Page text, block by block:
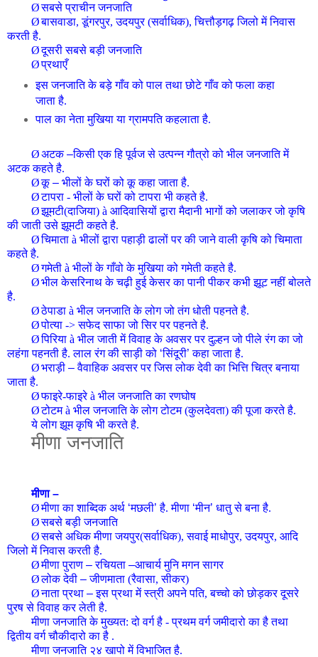
Øसबसे प्राचीनजनजाति
Øबासवाडा, डूंगरपुर, उदयपुर (सर्वाधिक), चित्तौड़गढ़ जिलो में निवास
करती है.
Øदूसरी सबसे बड़ीजनजाति
Øप्रथाएँ
इसजनजातिके बड़े गाँव को पाल तथा छोटे गाँव को फला कहा
जाता है.
पाल का नेता मुखिया या ग्रामपति कहलाता है.
Øअटक–किसी एक हि पूर्वज से उत्पन्न गौत्रो को भीलजनजातिमें
अटक कहते है.
Øकू–भीलों के घरों को कू कहा जाता है.
Øटापरा - भीलों के घरों को टापरा भी कहते है.
Øझूमटी(दाजिया) à आदिवासियों द्वारा मैदानी भागों को जलाकर जो कृषि
की जाती उसे झूमटी कहते है.
Øचिमाता à भीलों द्वारा पहाड़ी ढालों पर की जाने वाली कृषि को चिमाता
कहते है.
Øगमेती à भीलों के गाँवो के मुखिया को गमेती कहते है.
Øभील केसरिनाथ के चढ़ी हुई केसर का पानी पीकर कभी झूट नहीं बोलते
है.
Øठेपाडा à भीलजनजातिके लोग जो तंग धोती पहनते है.
Øपोत्या -> सफेद साफा जो सिर पर पहनते है.
Øपिरिया à भील जाती में विवाह के अवसर पर दुल्हन जो पीले रंग का जो
लहंगा पहनती है. लाल रंग की साड़ी को ‘सिंदूरी’ कहा जाता है.
Øभराड़ी –वैवाहिक अवसर पर जिस लोक देवी का भित्ति चित्र बनाया
जाता है.
Øफाइरे-फाइरेà भीलजनजातिका रणघोष
Øटोटमà भीलजनजातिके लोग टोटम (कुलदेवता) की पूजा करते है.
ये लोग झूम कृषि भी करते है.
मीणाजनजाति
मीणा–
Øमीणा का शाब्दिक अर्थ ‘मछली’ है. मीणा ‘मीन’ धातु से बना है.
Øसबसे बड़ीजनजाति
Øसबसे अधिक मीणा जयपुर(सर्वाधिक), सवाई माधोपुर, उदयपुर, आदि
जिलो में निवास करती है.
Øमीणा पुराण –रचियता –आचार्य मुनि मगन सागर
Øलोक देवी –जीणमाता (रैवासा, सीकर)
Øनाता प्रथा –इस प्रथा में स्त्री अपने पति, बच्चो को छोड़कर दूसरे
पुरष से विवाह कर लेती है.
मीणाजनजातिके मुख्यत:दो वर्ग है - प्रथम वर्ग जमीदारो का है तथा
द्वितीय वर्ग चौकीदारो का है .
मीणाजनजाति २४ खापो में विभाजित है.